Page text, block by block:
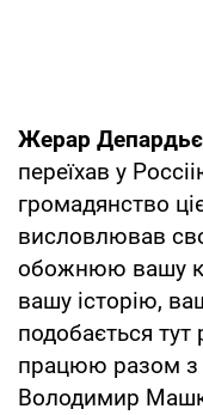
Жерар Депардьє
переїхав у
громадянство
висловлював
обожнюю вашу
вашу історію,
подобається
працюю разом з
Володимир